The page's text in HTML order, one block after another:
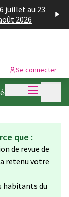
juillet au 23
2026
Menu
Se connecter
que :
de revue de
retenu votre
habitants du